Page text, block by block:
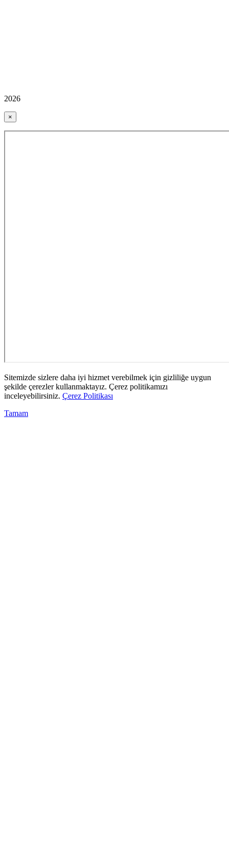
2026
×
Sitemizde sizlere daha iyi hizmet verebilmek için gizliliğe uygun
şekilde çerezler kullanmaktayız. Çerez politikamızı
inceleyebilirsiniz. Çerez Politikası
Tamam